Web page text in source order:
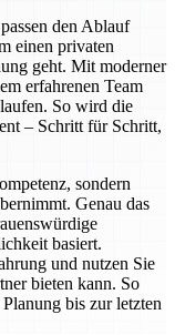
den Ablauf
einen privaten
geht. Mit moderner
erfahrenen Team
So wird die
– Schritt für Schritt,
sondern
Genau das
basiert.
und nutzen Sie
bieten kann. So
bis zur letzten